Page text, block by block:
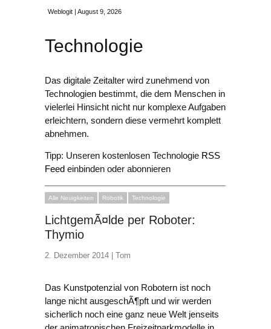
Weblogit | August 9, 2026
Technologie
Das digitale Zeitalter wird zunehmend von
Technologien bestimmt, die dem Menschen in
vielerlei Hinsicht nicht nur komplexe Aufgaben
erleichtern, sondern diese vermehrt komplett
abnehmen.
Tipp: Unseren kostenlosen Technologie RSS
Feed einbinden oder abonnieren
Alle Neuigkeiten Robotik Technologie
LichtgemÃ¤lde per Roboter:
Thymio
2. Dezember 2014 | Tom
Das Kunstpotenzial von Robotern ist noch
lange nicht ausgeschÃ¶pft und wir werden
sicherlich noch eine ganz neue Welt jenseits